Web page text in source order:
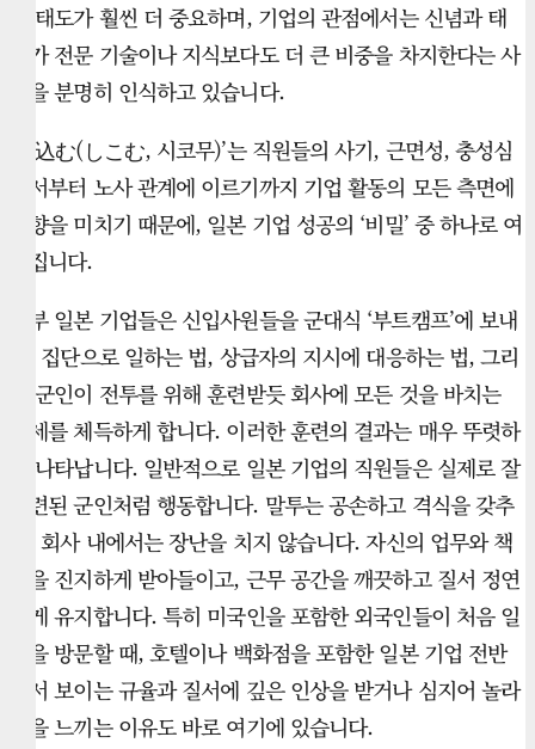
과 태도가 훨씬 더 중요하며, 기업의 관점에서는 신념과 태
도가 전문 기술이나 지식보다도 더 큰 비중을 차지한다는 사
실을 분명히 인식하고 있습니다.
‘仕込む(しこむ, 시코무)’는 직원들의 사기, 근면성, 충성심
에서부터 노사 관계에 이르기까지 기업 활동의 모든 측면에
영향을 미치기 때문에, 일본 기업 성공의 ‘비밀’ 중 하나로 여
겨집니다.
일부 일본 기업들은 신입사원들을 군대식 ‘부트캠프’에 보내
어, 집단으로 일하는 법, 상급자의 지시에 대응하는 법, 그리
고 군인이 전투를 위해 훈련받듯 회사에 모든 것을 바치는
자세를 체득하게 합니다. 이러한 훈련의 결과는 매우 뚜렷하
게 나타납니다. 일반적으로 일본 기업의 직원들은 실제로 잘
훈련된 군인처럼 행동합니다. 말투는 공손하고 격식을 갖추
며, 회사 내에서는 장난을 치지 않습니다. 자신의 업무와 책
임을 진지하게 받아들이고, 근무 공간을 깨끗하고 질서 정연
하게 유지합니다. 특히 미국인을 포함한 외국인들이 처음 일
본을 방문할 때, 호텔이나 백화점을 포함한 일본 기업 전반
에서 보이는 규율과 질서에 깊은 인상을 받거나 심지어 놀라
움을 느끼는 이유도 바로 여기에 있습니다.